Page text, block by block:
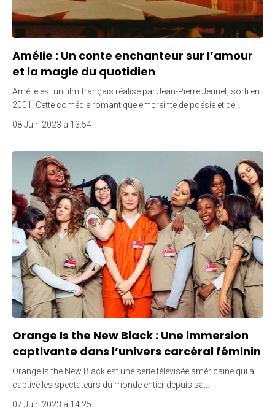
Amélie : Un conte enchanteur sur l’amour
et la magie du quotidien
Amélie est un film français réalisé par Jean-Pierre Jeunet, sorti en
2001. Cette comédie romantique empreinte de poésie et de…
08 Juin 2023 à 13:54
Orange Is the New Black : Une immersion
captivante dans l’univers carcéral féminin
Orange Is the New Black est une série télévisée américaine qui a
captivé les spectateurs du monde entier depuis sa…
07 Juin 2023 à 14:25